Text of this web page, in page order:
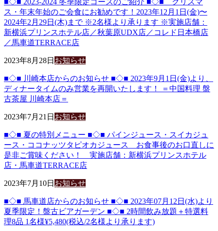
ス・年末年始のご会食にお勧めです！2023年12月1日(金)〜
2024年2月29日(木)まで ※2名様より承ります ※実施店舗：
新横浜プリンスホテル店／秋葉原UDX店／コレド日本橋店
／馬車道TERRACE店
2023年8月28日 お知らせ
■◇■ 川崎本店からのお知らせ ■◇■ 2023年9月1日(金)より、
ディナータイムのみ営業を再開いたします！ ＝中国料理 盤
古茶屋 川崎本店＝
2023年7月21日 お知らせ
■◇■ 夏の特別メニュー ■◇■ パインジュース・スイカジュ
ース・ココナッツタピオカジュース お食事後のお口直しに
是非ご賞味ください！ 実施店舗：新横浜プリンスホテル
店・馬車道TERRACE店
2023年7月10日 お知らせ
■◇■ 馬車道店からのお知らせ ■◇■ 2023年07月12日(水)より
夏季限定！盤古ビアガーデン ■◇■ 2時間飲み放題＋特選料
理8品 1名様¥5,480(税込/2名様より承ります)